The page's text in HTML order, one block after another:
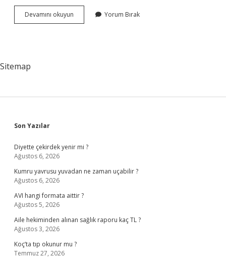
Devamını okuyun Organize
Aktif
Yorum Bırak
Sitemap
Sidebar
Son Yazılar
Diyette çekirdek yenir mi ?
Ağustos 6, 2026
Kumru yavrusu yuvadan ne zaman uçabilir ?
Ağustos 6, 2026
AVI hangi formata aittir ?
Ağustos 5, 2026
Aile hekiminden alınan sağlık raporu kaç TL ?
Ağustos 3, 2026
Koç’ta tıp okunur mu ?
Temmuz 27, 2026